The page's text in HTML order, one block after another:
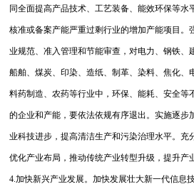
同全面提高产品技术、工艺装备、能效环保等水
核准或备案产能严重过剩行业的增加产能项目。
业规范、准入管理和节能审查，对电力、钢铁、
船舶、煤炭、印染、造纸、制革、染料、焦化、
料药制造、农药等行业中，环保、能耗、安全等
的企业和产能，要依法依规有序退出。实施逐步
业科技进步，提高清洁生产和污染治理水平。充
优化产业布局，推动传统产业转型升级，提升产
4.加快新兴产业发展。加快发展壮大新一代信息